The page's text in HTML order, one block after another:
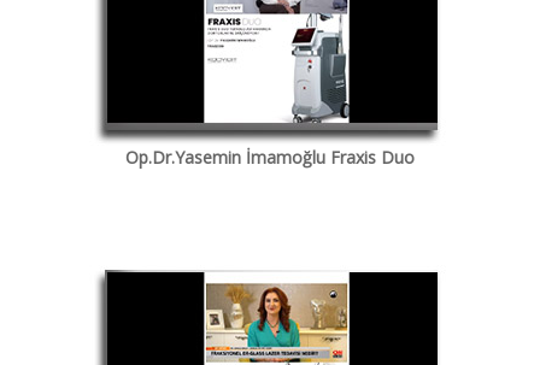
Op.Dr.Yasemin İmamoğlu Fraxis Duo